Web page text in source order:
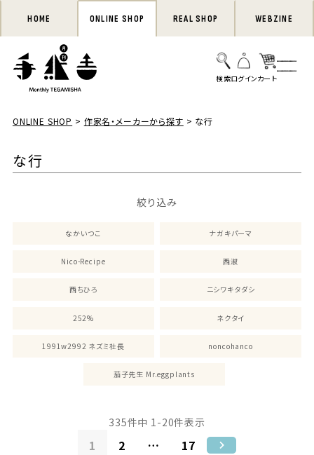
HOME ONLINE SHOP REAL SHOP WEBZINE
ONLINE SHOP 作家名・メーカーから探す な行
な行
絞り込み
なかいつこ ナガキパーマ
Nico-Recipe 西淑
西ちひろ ニシワキタダシ
252% ネクタイ
1991w2992 ネズミ社長 noncohanco
茄子先生 Mr.eggplants
335件中 1-20件表示
1 2 … 17